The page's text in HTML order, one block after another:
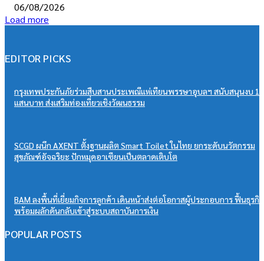
06/08/2026
Load more
EDITOR PICKS
กรุงเทพประกันภัยร่วมสืบสานประเพณีแห่เทียนพรรษาอุบลฯ สนับสนุนงบ 1
แสนบาท ส่งเสริมท่องเที่ยวเชิงวัฒนธรรม
SCGD ผนึก AXENT ตั้งฐานผลิต Smart Toilet ในไทย ยกระดับนวัตกรรม
สุขภัณฑ์อัจฉริยะ ปักหมุดอาเซียนเป็นตลาดเติบโต
BAM ลงพื้นที่เยี่ยมกิจการลูกค้า เดินหน้าส่งต่อโอกาสผู้ประกอบการ ฟื้นธุรกิจ
พร้อมผลักดันกลับเข้าสู่ระบบสถาบันการเงิน
POPULAR POSTS